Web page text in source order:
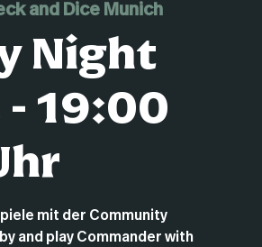
and Dice Munich
Night
19:00
mit der Community
and play Commander with